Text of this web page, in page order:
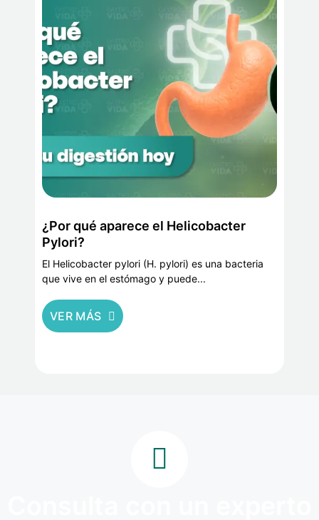
¿Por qué aparece el Helicobacter
Pylori?
El Helicobacter pylori (H. pylori) es una bacteria
que vive en el estómago y puede...
VER MÁS